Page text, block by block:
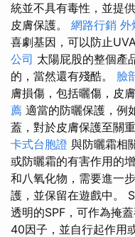
統並不具有毒性，並提
皮膚保護。 網路行銷 外
喜劇基因，可以防止
公司 太陽屁股的整個產
的，當然還有殘酷。 臉
膚損傷，包括曬傷，皮
薦 適當的防曬保護，例
蓋，對於皮膚保護至關
卡式台胞證 與防曬霜相
或防曬霜的有害作用的
和八氧化物，需要進一
護，並保留在遊戲中。
透明的SPF，可作為掩
40因子，並自行起作用